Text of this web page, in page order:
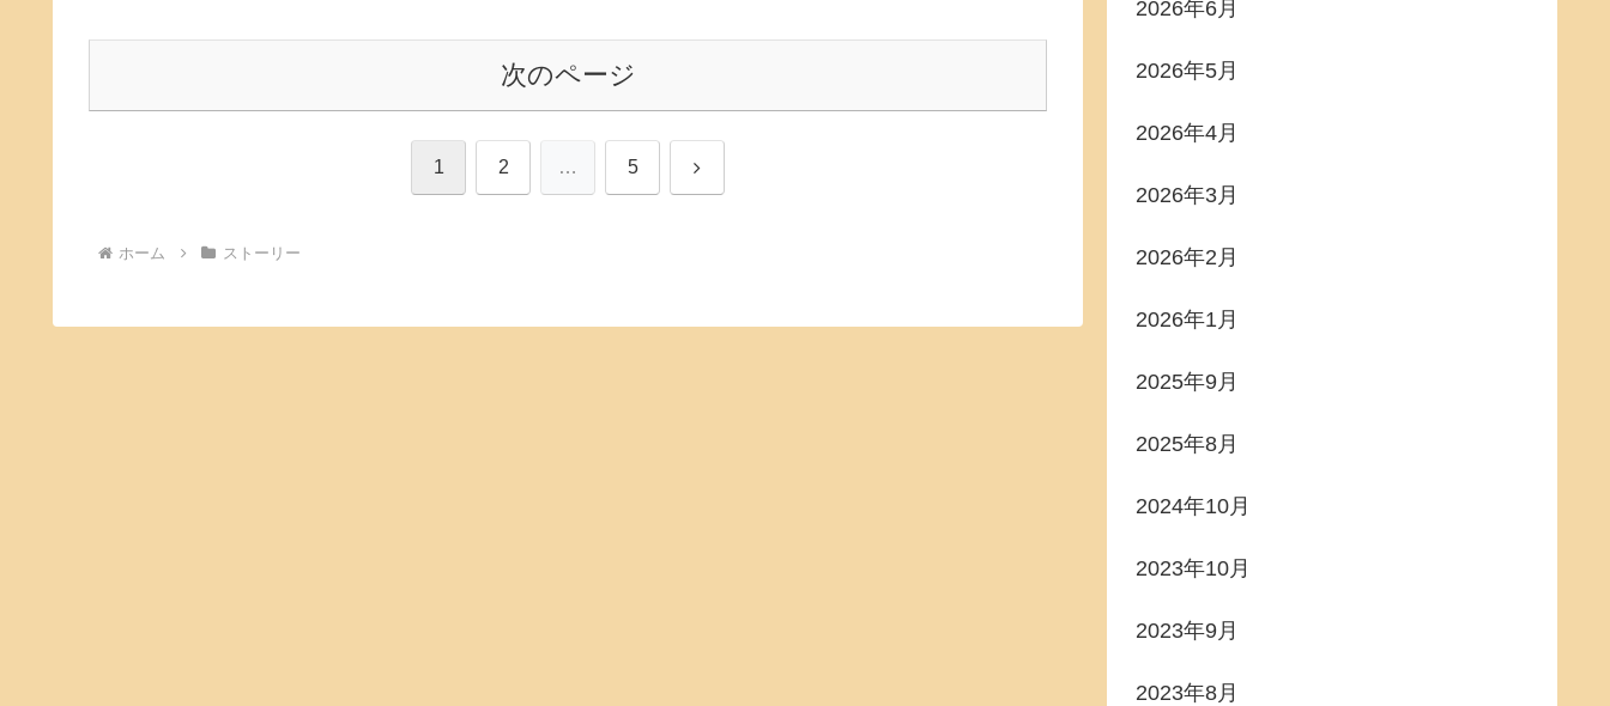
い修...
次のページ
1 2 … 5 次
ホーム ストーリー
2026年6月
2026年5月
2026年4月
2026年3月
2026年2月
2026年1月
2025年9月
2025年8月
2024年10月
2023年10月
2023年9月
2023年8月